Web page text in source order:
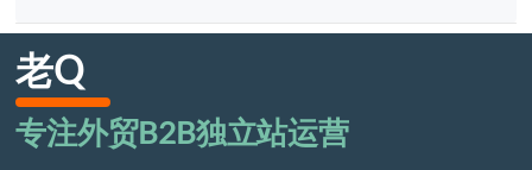
老Q
专注外贸B2B独立站运营